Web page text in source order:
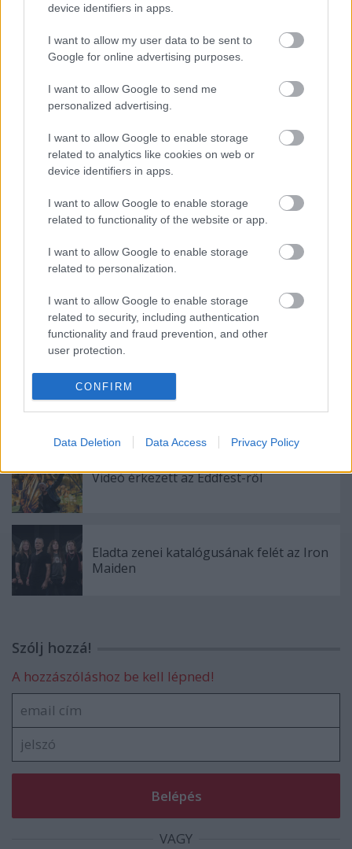
device identifiers in apps.
I want to allow my user data to be sent to
Google for online advertising purposes.
I want to allow Google to send me
personalized advertising.
I want to allow Google to enable storage
related to analytics like cookies on web or
device identifiers in apps.
I want to allow Google to enable storage
related to functionality of the website or app.
I want to allow Google to enable storage
related to personalization.
I want to allow Google to enable storage
related to security, including authentication
functionality and fraud prevention, and other
user protection.
CONFIRM
Data Deletion Data Access Privacy Policy
Címkék:iron maiden bruce dickinson iron maiden antologia
Ajánlott bejegyzések:
Bruce Dickinson vendégeskedett Billie
Megjelent az Iron Maiden Antológia
ötödik száma
Íme egy rövid újévi köszöntő Bruce
Dickinsontól
Videó érkezett az Eddfest-ről
Eladta zenei katalógusának felét az Iron
Maiden
Szólj hozzá!
A hozzászóláshoz be kell lépned!
VAGY